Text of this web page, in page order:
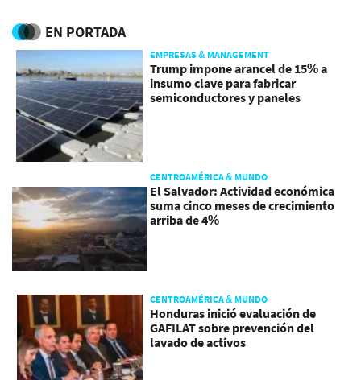
EN PORTADA
EMPRESAS & MANAGEMENT
Trump impone arancel de 15% a
insumo clave para fabricar
semiconductores y paneles
CENTROAMÉRICA & MUNDO
El Salvador: Actividad económica
suma cinco meses de crecimiento
arriba de 4%
CENTROAMÉRICA & MUNDO
Honduras inició evaluación de
GAFILAT sobre prevención del
lavado de activos